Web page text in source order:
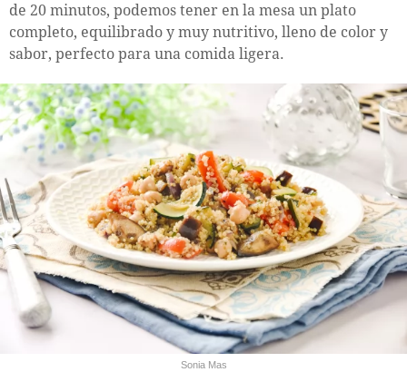
de 20 minutos, podemos tener en la mesa un plato
completo, equilibrado y muy nutritivo, lleno de color y
sabor, perfecto para una comida ligera.
Sonia Mas